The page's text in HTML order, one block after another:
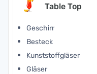
Table Top
Geschirr
Besteck
Kunststoffgläser
Gläser